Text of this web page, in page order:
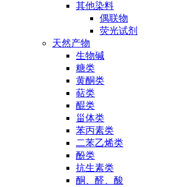
其他染料
偶联物
荧光试剂
天然产物
生物碱
糖类
黄酮类
萜类
醌类
甾体类
苯丙素类
二苯乙烯类
酚类
抗生素类
酮、醛、酸